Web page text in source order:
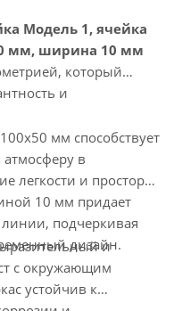
Модель 1, ячейка
мм, ширина 10 мм
который
и
мм способствует
в
легкости и простора.
10 мм придает
линии, подчеркивая
дизайн.
и
с окружающим
устойчив к